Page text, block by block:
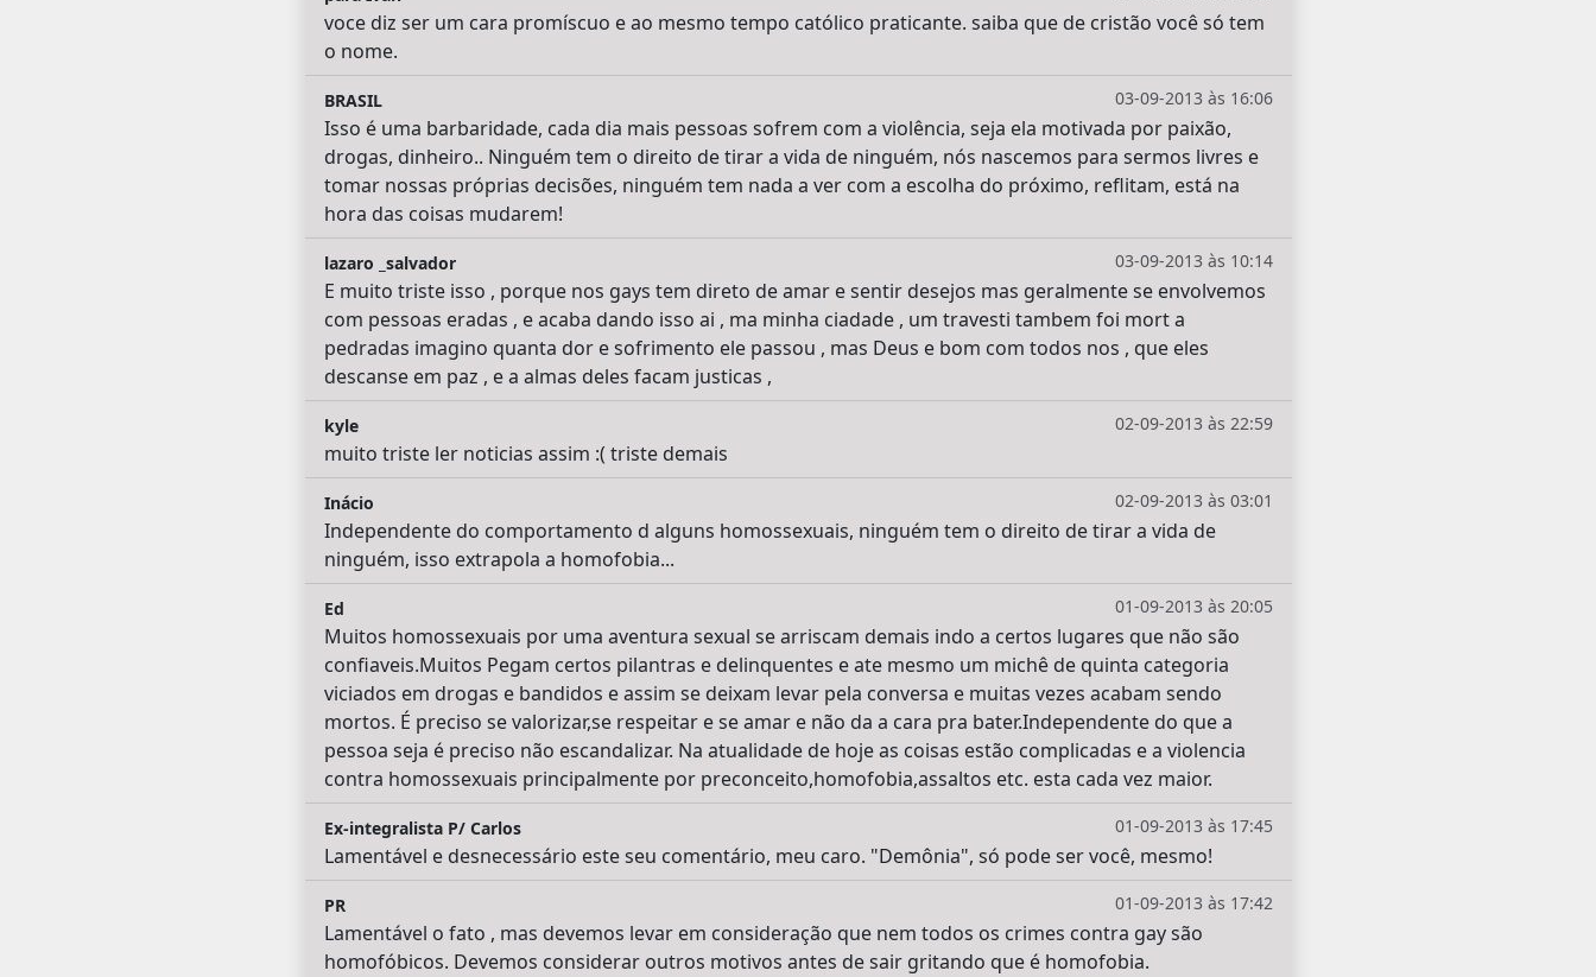
voce diz ser um cara promíscuo e ao mesmo tempo católico praticante. saiba que de cristão você só tem
o nome.
03-09-2013 às 16:06
BRASIL
Isso é uma barbaridade, cada dia mais pessoas sofrem com a violência, seja ela motivada por paixão,
drogas, dinheiro.. Ninguém tem o direito de tirar a vida de ninguém, nós nascemos para sermos livres e
tomar nossas próprias decisões, ninguém tem nada a ver com a escolha do próximo, reflitam, está na
hora das coisas mudarem!
03-09-2013 às 10:14
lazaro _salvador
E muito triste isso , porque nos gays tem direto de amar e sentir desejos mas geralmente se envolvemos
com pessoas eradas , e acaba dando isso ai , ma minha ciadade , um travesti tambem foi mort a
pedradas imagino quanta dor e sofrimento ele passou , mas Deus e bom com todos nos , que eles
descanse em paz , e a almas deles facam justicas ,
02-09-2013 às 22:59
kyle
muito triste ler noticias assim :( triste demais
02-09-2013 às 03:01
Inácio
Independente do comportamento d alguns homossexuais, ninguém tem o direito de tirar a vida de
ninguém, isso extrapola a homofobia...
01-09-2013 às 20:05
Ed
Muitos homossexuais por uma aventura sexual se arriscam demais indo a certos lugares que não são
confiaveis.Muitos Pegam certos pilantras e delinquentes e ate mesmo um michê de quinta categoria
viciados em drogas e bandidos e assim se deixam levar pela conversa e muitas vezes acabam sendo
mortos. É preciso se valorizar,se respeitar e se amar e não da a cara pra bater.Independente do que a
pessoa seja é preciso não escandalizar. Na atualidade de hoje as coisas estão complicadas e a violencia
contra homossexuais principalmente por preconceito,homofobia,assaltos etc. esta cada vez maior.
01-09-2013 às 17:45
Ex-integralista P/ Carlos
Lamentável e desnecessário este seu comentário, meu caro. "Demônia", só pode ser você, mesmo!
01-09-2013 às 17:42
PR
Lamentável o fato , mas devemos levar em consideração que nem todos os crimes contra gay são
homofóbicos. Devemos considerar outros motivos antes de sair gritando que é homofobia.